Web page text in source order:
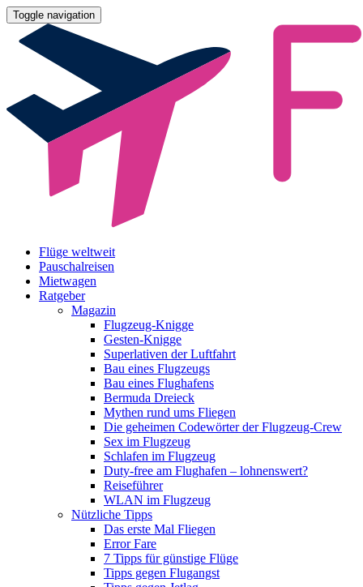
Toggle navigation
Flüge weltweit
Pauschalreisen
Mietwagen
Ratgeber
Magazin
Flugzeug-Knigge
Gesten-Knigge
Superlativen der Luftfahrt
Bau eines Flugzeugs
Bau eines Flughafens
Bermuda Dreieck
Mythen rund ums Fliegen
Die geheimen Codewörter der Flugzeug-Crew
Sex im Flugzeug
Schlafen im Flugzeug
Duty-free am Flughafen – lohnenswert?
Reiseführer
WLAN im Flugzeug
Nützliche Tipps
Das erste Mal Fliegen
Error Fare
7 Tipps für günstige Flüge
Tipps gegen Flugangst